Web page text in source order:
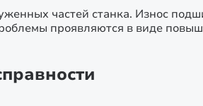
частей станка. Износ
проявляются в виде